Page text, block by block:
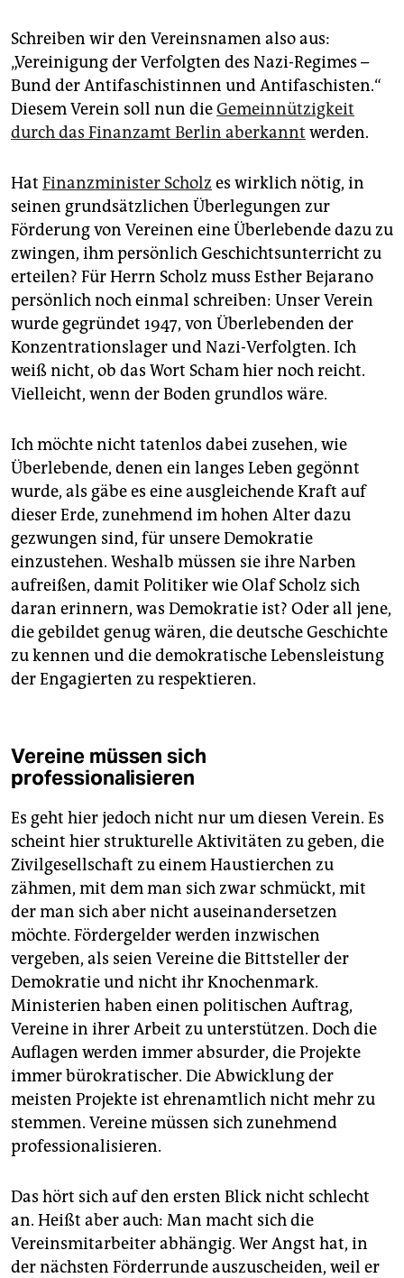
Schreiben wir den Vereinsnamen also aus:
„Vereinigung der Verfolgten des Nazi-Regimes –
Bund der Antifaschistinnen und Antifaschisten.“
Diesem Verein soll nun dieGemeinnützigkeit
durch das Finanzamt Berlin aberkannt werden.
Hat Finanzminister Scholz es wirklich nötig, in
seinen grundsätzlichen Überlegungen zur
Förderung von Vereinen eine Überlebende dazu zu
zwingen, ihm persönlich Geschichtsunterricht zu
erteilen? Für Herrn Scholz muss Esther Bejarano
persönlich noch einmal schreiben: Unser Verein
wurde gegründet 1947, von Überlebenden der
Konzentrationslager und Nazi-Verfolgten. Ich
weiß nicht, ob das Wort Scham hier noch reicht.
Vielleicht, wenn der Boden grundlos wäre.
Ich möchte nicht tatenlos dabei zusehen, wie
Überlebende, denen ein langes Leben gegönnt
wurde, als gäbe es eine ausgleichende Kraft auf
dieser Erde, zunehmend im hohen Alter dazu
gezwungen sind, für unsere Demokratie
einzustehen. Weshalb müssen sie ihre Narben
aufreißen, damit Politiker wie Olaf Scholz sich
daran erinnern, was Demokratie ist? Oder all jene,
die gebildet genug wären, die deutsche Geschichte
zu kennen und die demokratische Lebensleistung
der Engagierten zu respektieren.
Vereine müssen sich
professionalisieren
Es geht hier jedoch nicht nur um diesen Verein. Es
scheint hier strukturelle Aktivitäten zu geben, die
Zivilgesellschaft zu einem Haustierchen zu
zähmen, mit dem man sich zwar schmückt, mit
der man sich aber nicht auseinandersetzen
möchte. Fördergelder werden inzwischen
vergeben, als seien Vereine die Bittsteller der
Demokratie und nicht ihr Knochenmark.
Ministerien haben einen politischen Auftrag,
Vereine in ihrer Arbeit zu unterstützen. Doch die
Auflagen werden immer absurder, die Projekte
immer bürokratischer. Die Abwicklung der
meisten Projekte ist ehrenamtlich nicht mehr zu
stemmen. Vereine müssen sich zunehmend
professionalisieren.
Das hört sich auf den ersten Blick nicht schlecht
an. Heißt aber auch: Man macht sich die
Vereinsmitarbeiter abhängig. Wer Angst hat, in
der nächsten Förderrunde auszuscheiden, weil er